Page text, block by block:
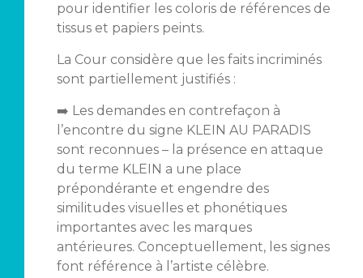
pour identifier les coloris de références de
tissus et papiers peints.
La Cour considère que les faits incriminés
sont partiellement justifiés :
➡️ Les demandes en contrefaçon à
l’encontre du signe KLEIN AU PARADIS
sont reconnues – la présence en attaque
du terme KLEIN a une place
prépondérante et engendre des
similitudes visuelles et phonétiques
importantes avec les marques
antérieures. Conceptuellement, les signes
font référence à l’artiste célèbre.